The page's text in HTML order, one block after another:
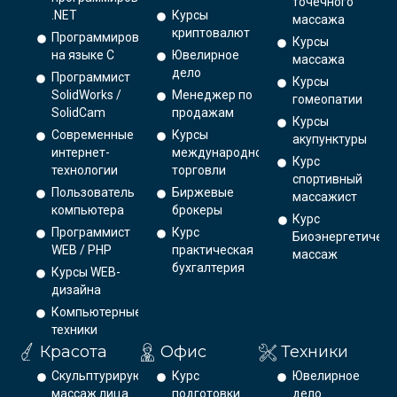
.NET
Программирование
на языке С
Программист
SolidWorks /
SolidCam
Современные
интернет-
технологии
Пользователь
компьютера
Программист
WEB / PHP
Курсы WEB-
дизайна
Компьютерные
техники
Курсы
криптовалют
Ювелирное
дело
Менеджер по
продажам
Курсы
международной
торговли
Биржевые
брокеры
Курс
практическая
бухгалтерия
массажа
Курсы
массажа
Курсы
гомеопатии
Курсы
акупунктуры
Курс
спортивный
массажист
Курс
массаж
Красота
Скульптурирующий
массаж лица
Офис
Курс
подготовки
Техники
Ювелирное
дело